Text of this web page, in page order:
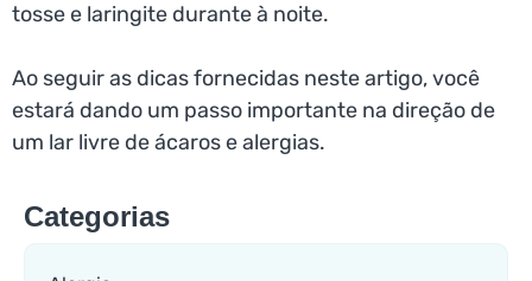
tosse e laringite durante à noite.
Ao seguir as dicas fornecidas neste artigo, você
estará dando um passo importante na direção de
um lar livre de ácaros e alergias.
Categorias